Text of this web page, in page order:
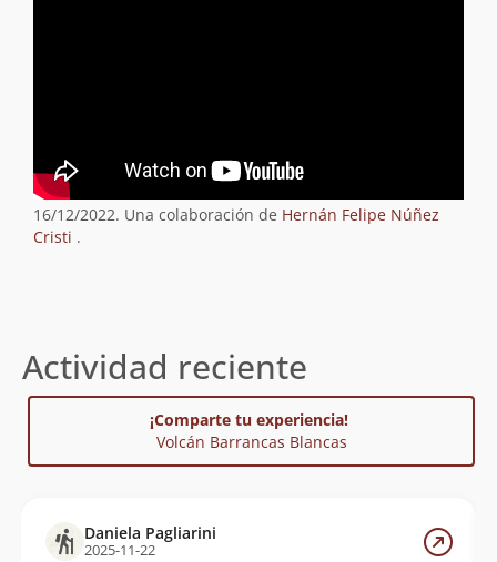
16/12/2022. Una colaboración de Hernán Felipe Núñez
Cristi .
Actividad reciente
¡Comparte tu experiencia!
Volcán Barrancas Blancas
Daniela Pagliarini
2025-11-22